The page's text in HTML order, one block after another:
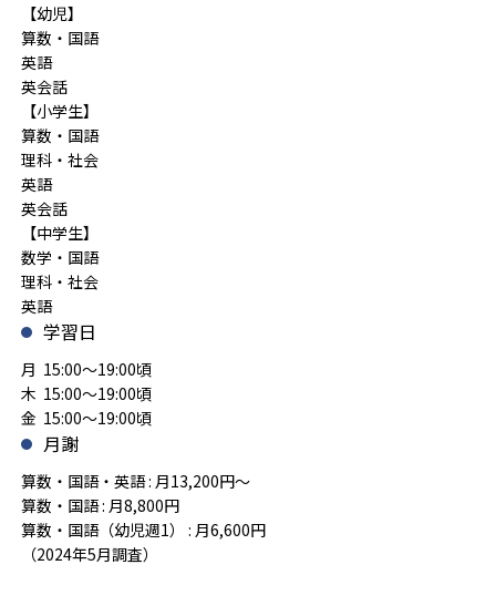
【幼児】
算数・国語
英語
英会話
【小学生】
算数・国語
理科・社会
英語
英会話
【中学生】
数学・国語
理科・社会
英語
学習日
月 15:00～19:00頃
木 15:00～19:00頃
金 15:00～19:00頃
月謝
算数・国語・英語 : 月13,200円～
算数・国語 : 月8,800円
算数・国語（幼児週1） : 月6,600円
（2024年5月調査）